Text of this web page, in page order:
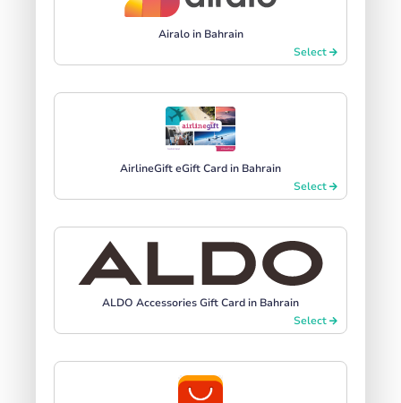
Airalo in Bahrain
Select
AirlineGift eGift Card in Bahrain
Select
ALDO Accessories Gift Card in Bahrain
Select